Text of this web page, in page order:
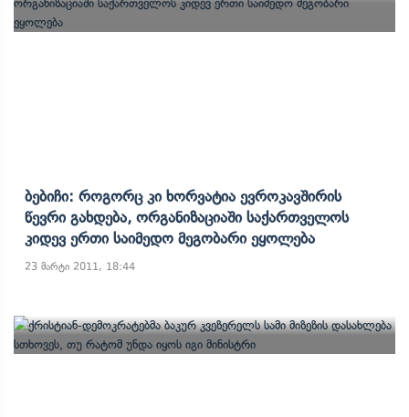
Ბებიჩი: Როგორც Კი Ხორვატია Ევროკავშირის
Წევრი Გახდება, Ორგანიზაციაში Საქართველოს
Კიდევ Ერთი Საიმედო Მეგობარი Ეყოლება
23 მარტი 2011, 18:44